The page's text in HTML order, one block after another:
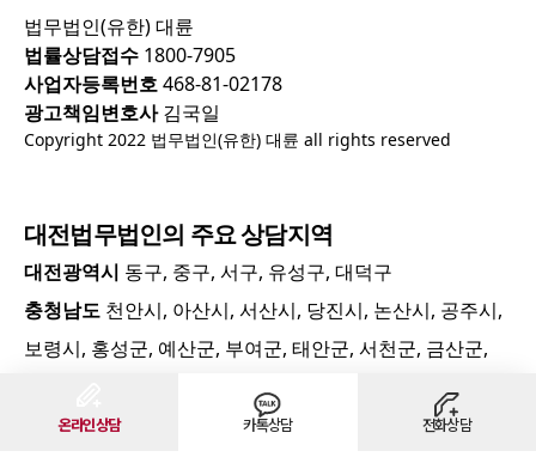
온라인상담 카톡상담 전화상담
법무법인(유한) 대륜
법률상담접수 1800-7905
사업자등록번호468-81-02178
광고책임변호사김국일
Copyright 2022 법무법인(유한) 대륜 all rights reserved
대전법무법인의 주요 상담지역
대전광역시 동구, 중구, 서구, 유성구, 대덕구
충청남도 천안시, 아산시, 서산시, 당진시, 논산시, 공주시,
보령시, 홍성군, 예산군, 부여군, 태안군, 서천군, 금산군,
충청북도청주시, 충주시, 제천시, 음성군, 진천군, 옥천군,